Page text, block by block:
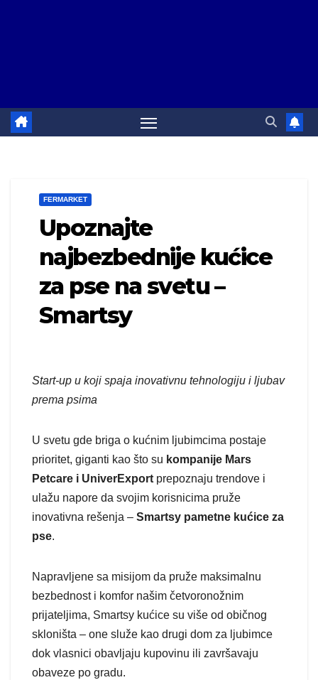
FERMARKET
Upoznajte
najbezbednije kućice
za pse na svetu –
Smartsy
Start-up u koji spaja inovativnu tehnologiju i ljubav
prema psima
U svetu gde briga o kućnim ljubimcima postaje
prioritet, giganti kao što su kompanije Mars
Petcare i UniverExport prepoznaju trendove i
ulažu napore da svojim korisnicima pruže
inovativna rešenja – Smartsy pametne kućice za
pse.
Napravljene sa misijom da pruže maksimalnu
bezbednost i komfor našim četvoronožnim
prijateljima, Smartsy kućice su više od običnog
skloništa – one služe kao drugi dom za ljubimce
dok vlasnici obavljaju kupovinu ili završavaju
obaveze po gradu.